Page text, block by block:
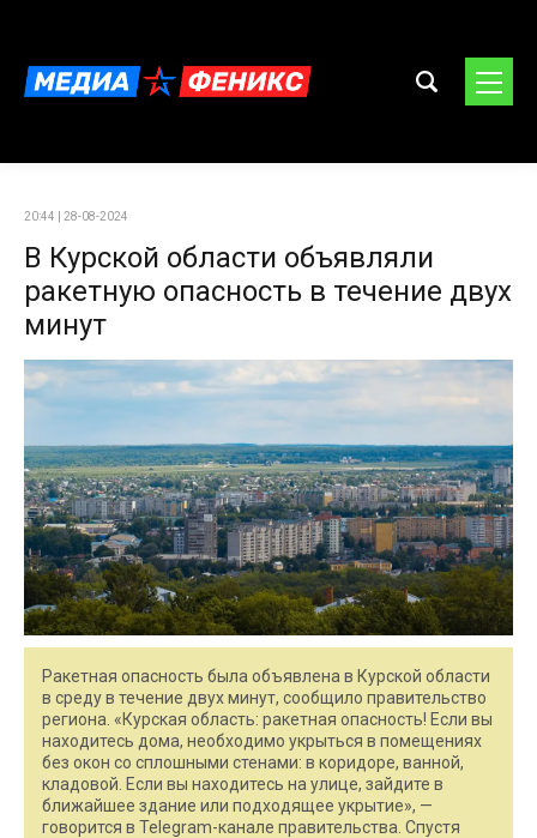
20:44 | 28-08-2024
В Курской области объявляли
ракетную опасность в течение двух
минут
Ракетная опасность была объявлена в Курской области
в среду в течение двух минут, сообщило правительство
региона. «Курская область: ракетная опасность! Если вы
находитесь дома, необходимо укрыться в помещениях
без окон со сплошными стенами: в коридоре, ванной,
кладовой. Если вы находитесь на улице, зайдите в
ближайшее здание или подходящее укрытие», —
говорится в Telegram-канале правительства. Спустя